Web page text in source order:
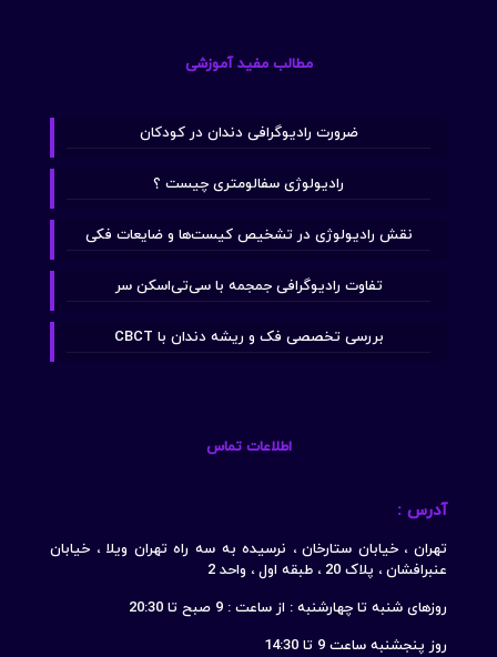
مطالب مفید آموزشی
ضرورت رادیوگرافی دندان در کودکان
رادیولوژی سفالومتری چیست ؟
نقش رادیولوژی در تشخیص کیست‌ها و ضایعات فکی
تفاوت رادیوگرافی جمجمه با سی‌تی‌اسکن سر
بررسی تخصصی فک و ریشه دندان با CBCT
اطلاعات تماس
آدرس :
تهران ، خیابان ستارخان ، نرسیده به سه راه تهران ویلا ، خیابان
عنبرافشان ، پلاک 20 ، طبقه اول ، واحد 2
روزهای شنبه تا چهارشنبه : از ساعت : 9 صبح تا 20:30
روز پنجشنبه ساعت 9 تا 14:30